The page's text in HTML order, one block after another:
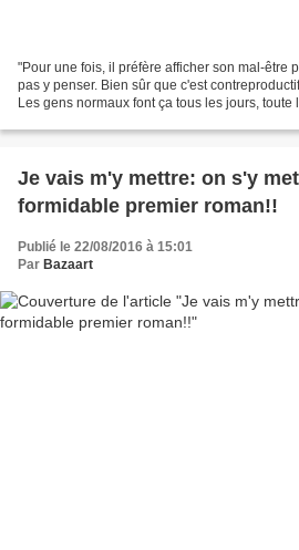
"Pour une fois, il préfère afficher son mal-être
pas y penser. Bien sûr que c'est
Les gens normaux font ça tous les jours, toute
Je vais m'y mettre: on s'y
formidable premier roman!!
Publié le 22/08/2016 à 15:01
Par Bazaart